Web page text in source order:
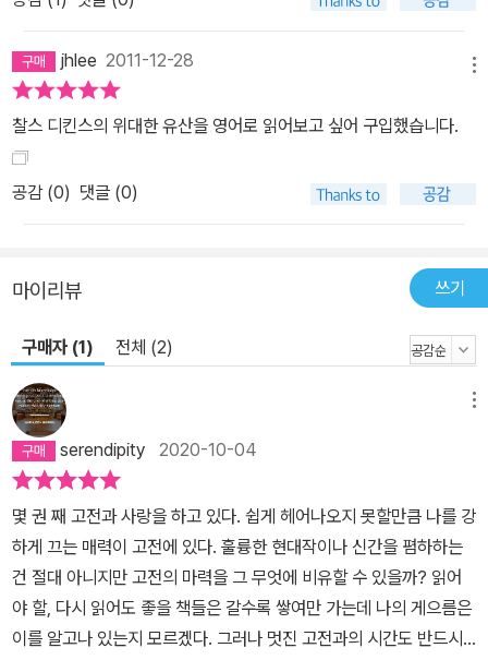
jhlee 2011-12-28
찰스 디킨스의 위대한 유산을 영어로 읽어보고 싶어 구입했습니다.
공감 (0) 댓글 (0)
마이리뷰 쓰기
구매자 (1) 전체 (2)
serendipity 2020-10-04
몇 권 째 고전과 사랑을 하고 있다. 쉽게 헤어나오지 못할만큼 나를 강
하게 끄는 매력이 고전에 있다. 훌륭한 현대작이나 신간을 폄하하는
건 절대 아니지만 고전의 마력을 그 무엇에 비유할 수 있을까? 읽어
야 할, 다시 읽어도 좋을 책들은 갈수록 쌓여만 가는데 나의 게으름은
이를 알고나 있는지 모르겠다. 그러나 멋진 고전과의 시간도 반드시